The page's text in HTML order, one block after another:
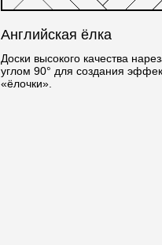
Английская ёлка
Доски высокого качества
углом 90° для создания
«ёлочки».